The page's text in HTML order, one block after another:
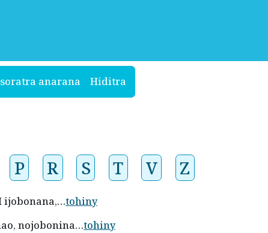
anarana Hiditra
P R S T V Z
ijobonana,…tohiny
nojobonina…tohiny